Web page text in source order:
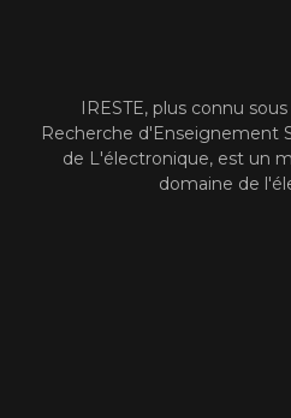
IRESTE, plus connu
Recherche d'Enseignement
de L'électronique, est un
domaine de